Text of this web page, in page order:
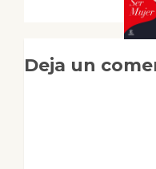
Deja un